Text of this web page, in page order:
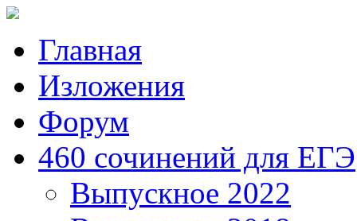
Главная
Изложения
Форум
460 сочинений для ЕГЭ
Выпускное 2022